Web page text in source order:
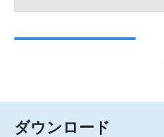
ダウンロード